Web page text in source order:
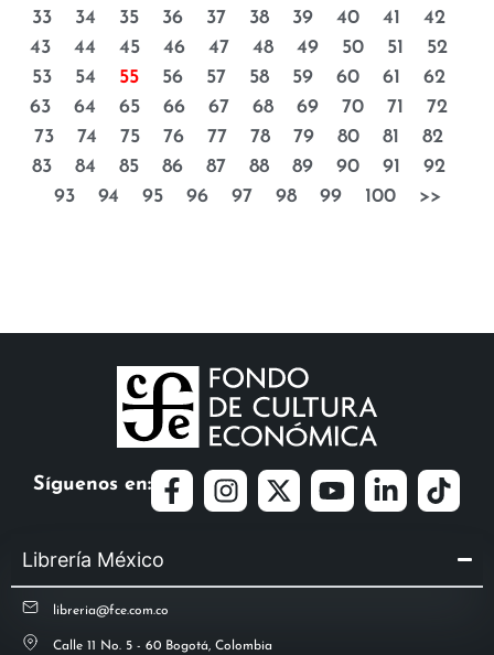
33
34 35 36 37 38 39 40 41
42
43
44 45 46 47 48 49 50 51
52
53
54 55 56 57 58 59 60 61
62
63
64 65 66 67 68 69 70 71
72
73
74 75 76 77 78 79 80 81
82
83
84 85 86 87 88 89 90 91
92
93
94 95 96 97 98 99 100 >>
Síguenos en:
Librería México
libreria@fce.com.co
Calle 11 No. 5 - 60 Bogotá, Colombia